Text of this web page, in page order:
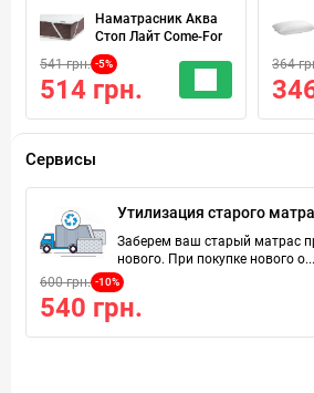
Наматрасник Аква
Стоп Лайт Come-For
541 грн. -5%
514 грн.
364
Сервисы
Утилизация старого
Заберем ваш старый матрас
нового. При покупке нового о...
600 грн. -10%
540 грн.